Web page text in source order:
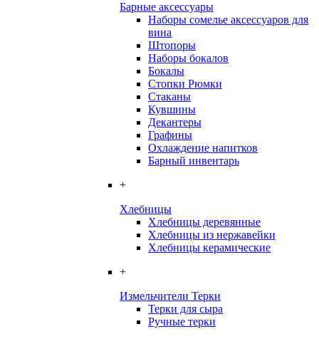
Барные аксессуары
Наборы сомелье аксессуаров для
вина
Штопоры
Наборы бокалов
Бокалы
Стопки Рюмки
Стаканы
Кувшины
Декантеры
Графины
Охлаждение напитков
Барный инвентарь
+
Хлебницы
Хлебницы деревянные
Хлебницы из нержавейки
Хлебницы керамические
+
Измельчители Терки
Терки для сыра
Ручные терки